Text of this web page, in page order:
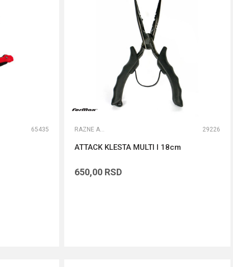
65435 RAZNE ALATKE 29226
ATTACK KLESTA MULTI I 18cm
650,00 RSD